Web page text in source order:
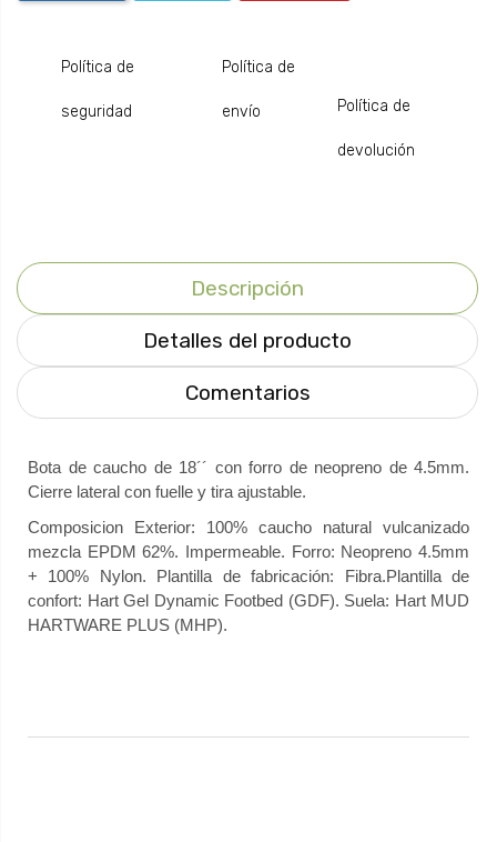
Política de
seguridad
Política de
envío Política de
devolución
Descripción
Detalles del producto
Comentarios
Bota de caucho de 18´´ con forro de neopreno de 4.5mm.
Cierre lateral con fuelle y tira ajustable.
Composicion Exterior: 100% caucho natural vulcanizado
mezcla EPDM 62%. Impermeable. Forro: Neopreno 4.5mm
+ 100% Nylon. Plantilla de fabricación: Fibra.Plantilla de
confort: Hart Gel Dynamic Footbed (GDF). Suela: Hart MUD
HARTWARE PLUS (MHP).